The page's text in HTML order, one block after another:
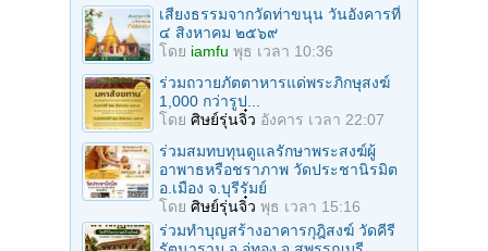
เสียงธรรมจากวัดท่าขนุน วันอังคารที่
๔ สิงหาคม ๒๕๖๙
โดย iamfu พุธ เวลา 10:36
ร่วมถวายภัตตาหารแด่พระภิกษุสงฆ์
1,000 กว่ารูป...
โดย ศิษย์รุ่นจิ๋ว อังคาร เวลา 22:07
ร่วมสมทบทุนดูแลรักษาพระสงฆ์ผู้
อาพาธหรือชราภาพ วัดประชานิรมิต
อ.เมือง จ.บุรีรัมย์
โดย ศิษย์รุ่นจิ๋ว พุธ เวลา 15:16
ร่วมทำบุญสร้างอาคารกุฎิสงฆ์ วัดคีรี